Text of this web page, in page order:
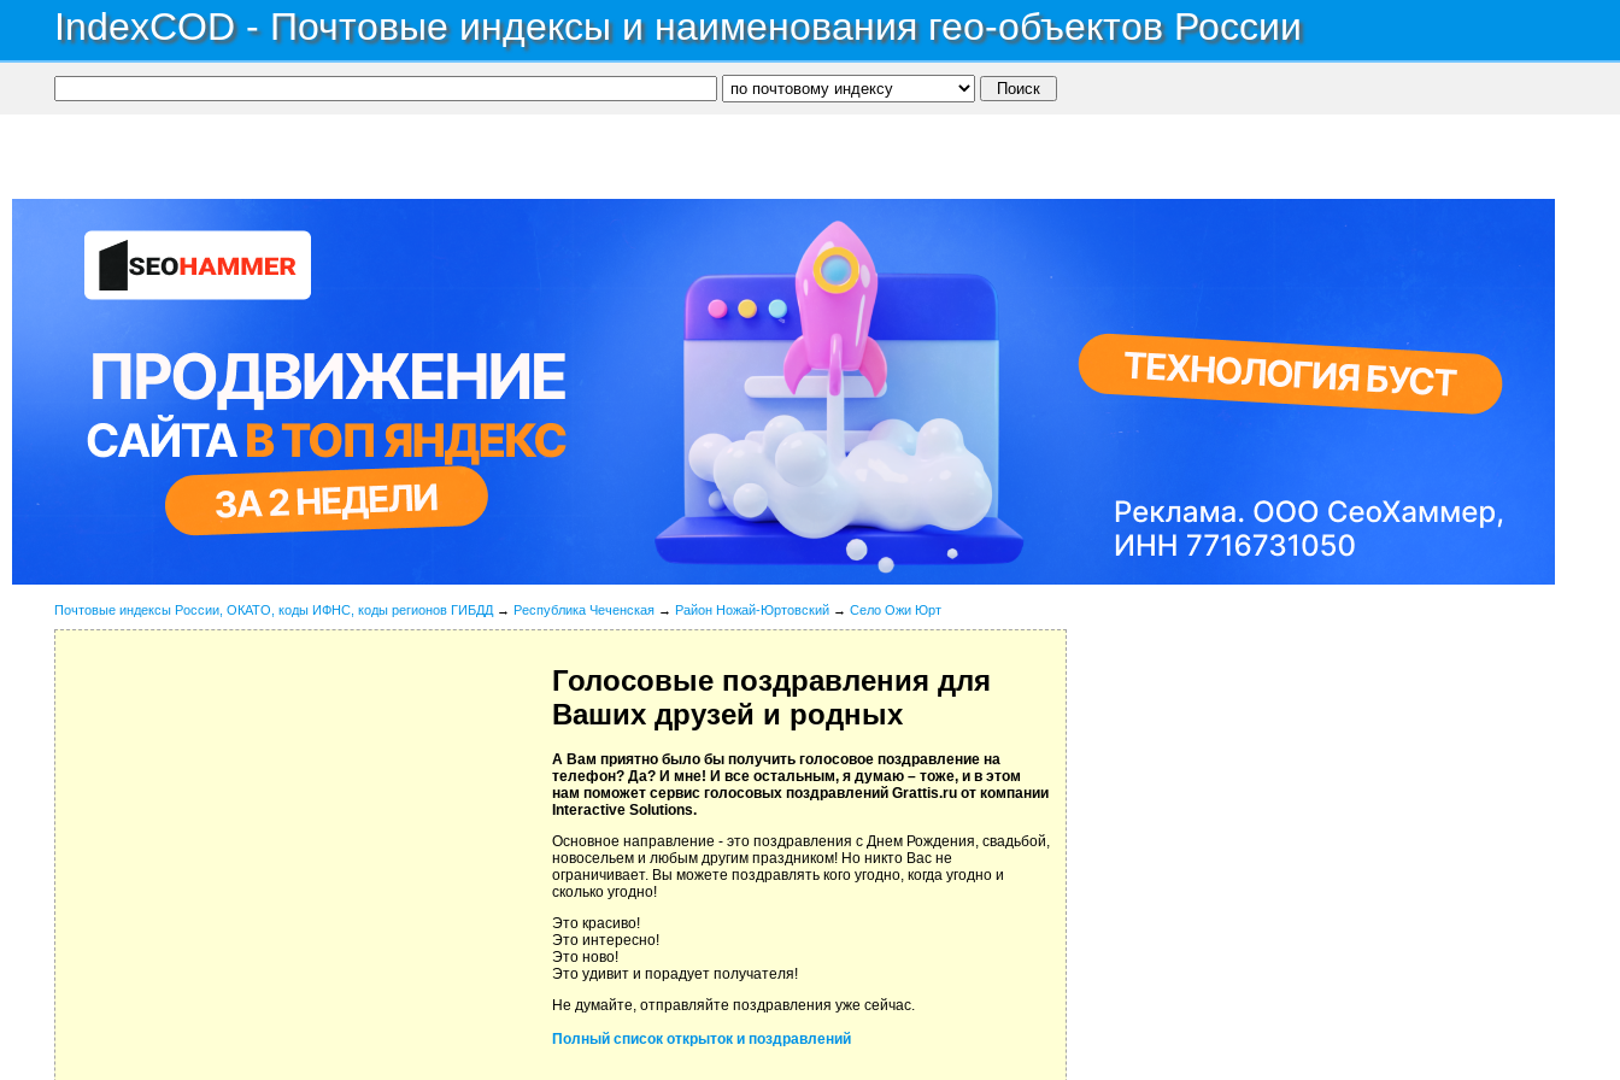
IndexCOD - Почтовые индексы и наименования гео-объектов России
Почтовые индексы России, ОКАТО, коды ИФНС, коды регионов ГИБДД → Республика Чеченская → Район Ножай-Юртовский → Село Ожи Юрт
Голосовые поздравления для
Ваших друзей и родных
А Вам приятно было бы получить голосовое поздравление на
телефон? Да? И мне! И все остальным, я думаю – тоже, и в этом
нам поможет сервис голосовых поздравлений Grattis.ru от компании
Interactive Solutions.
Основное направление - это поздравления с Днем Рождения, свадьбой,
новосельем и любым другим праздником! Но никто Вас не
ограничивает. Вы можете поздравлять кого угодно, когда угодно и
сколько угодно!
Это красиво!
Это интересно!
Это ново!
Это удивит и порадует получателя!
Не думайте, отправляйте поздравления уже сейчас.
Полный список открыток и поздравлений